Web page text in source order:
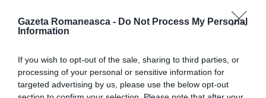
Gazeta Romaneasca - Do Not Process My Personal
Information
If you wish to opt-out of the sale, sharing to third parties, or
processing of your personal or sensitive information for
targeted advertising by us, please use the below opt-out
În Islanda sunt 40, în timp ce în Rusia sunt 621 la
100.000 de locuitori. Cea mai crescută rată de
locuitori. (Agerpres)
Citeşte şi: